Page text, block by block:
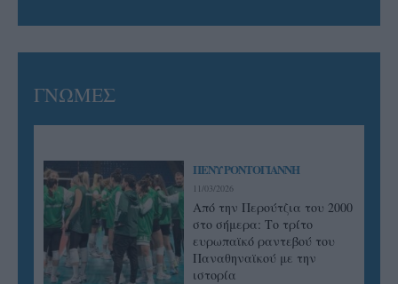
ΓΝΩΜΕΣ
ΠΕΝΥ ΡΟΝΤΟΓΙΑΝΝΗ
11/03/2026
Από την Περούτζια του 2000
στο σήμερα: Tο τρίτο
ευρωπαϊκό ραντεβού του
Παναθηναϊκού με την
ιστορία